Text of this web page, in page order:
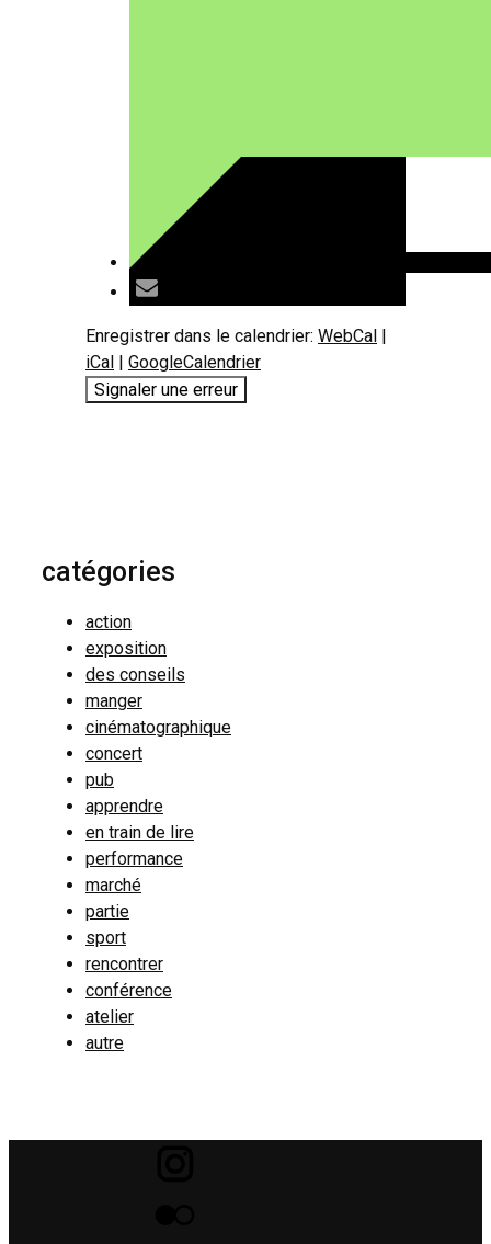
Enregistrer dans le calendrier: WebCal |
iCal | GoogleCalendrier
Signaler une erreur
catégories
action
exposition
des conseils
manger
cinématographique
concert
pub
apprendre
en train de lire
performance
marché
partie
sport
rencontrer
conférence
atelier
autre